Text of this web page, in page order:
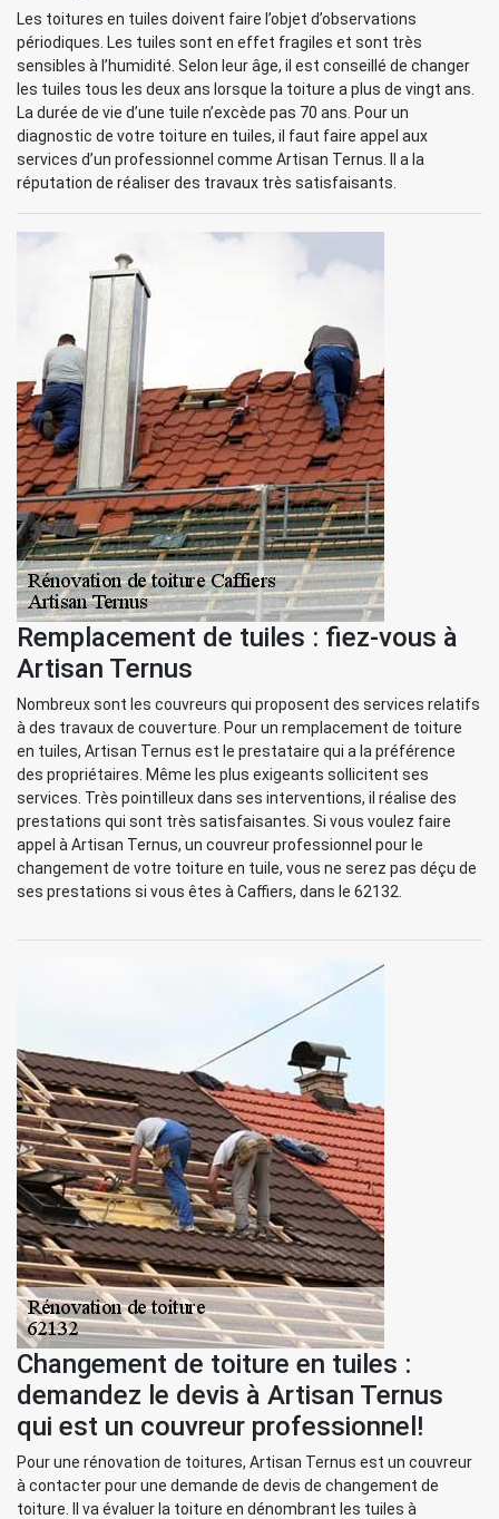
Les toitures en tuiles doivent faire l’objet d’observations
périodiques. Les tuiles sont en effet fragiles et sont très
sensibles à l’humidité. Selon leur âge, il est conseillé de changer
les tuiles tous les deux ans lorsque la toiture a plus de vingt ans.
La durée de vie d’une tuile n’excède pas 70 ans. Pour un
diagnostic de votre toiture en tuiles, il faut faire appel aux
services d’un professionnel comme Artisan Ternus. Il a la
réputation de réaliser des travaux très satisfaisants.
Remplacement de tuiles : fiez-vous à
Artisan Ternus
Nombreux sont les couvreurs qui proposent des services relatifs
à des travaux de couverture. Pour un remplacement de toiture
en tuiles, Artisan Ternus est le prestataire qui a la préférence
des propriétaires. Même les plus exigeants sollicitent ses
services. Très pointilleux dans ses interventions, il réalise des
prestations qui sont très satisfaisantes. Si vous voulez faire
appel à Artisan Ternus, un couvreur professionnel pour le
changement de votre toiture en tuile, vous ne serez pas déçu de
ses prestations si vous êtes à Caffiers, dans le 62132.
Changement de toiture en tuiles :
demandez le devis à Artisan Ternus
qui est un couvreur professionnel!
Pour une rénovation de toitures, Artisan Ternus est un couvreur
à contacter pour une demande de devis de changement de
toiture. Il va évaluer la toiture en dénombrant les tuiles à